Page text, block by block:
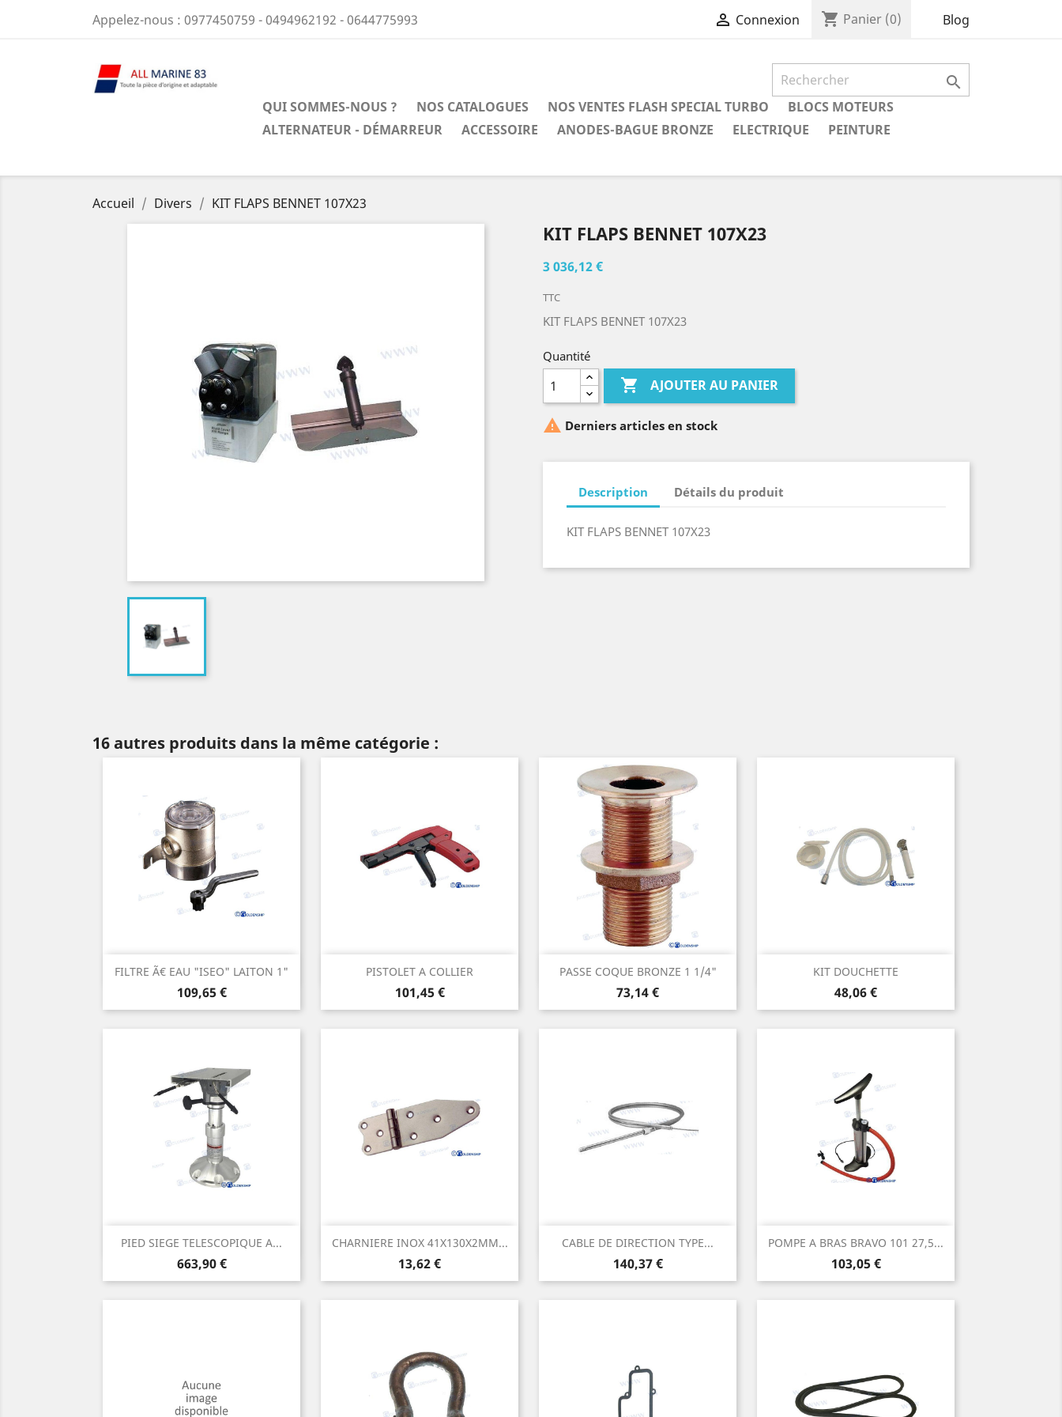
Appelez-nous : 0977450759 - 0494962192 - 0644775993  Connexion shopping_cart Panier (0) Blog

QUI SOMMES-NOUS ? NOS CATALOGUES NOS VENTES FLASH SPECIAL TURBO
BLOCS MOTEURS
ALTERNATEUR - DÉMARREUR
ACCESSOIRE ANODES-BAGUE BRONZE ELECTRIQUE PEINTURE
Accueil Divers KIT FLAPS BENNET 107X23
KIT FLAPS BENNET 107X23
3 036,12 €
TTC
KIT FLAPS BENNET 107X23
Quantité
 AJOUTER AU PANIER
 Derniers articles en stock
Description Détails du produit
KIT FLAPS BENNET 107X23
16 autres produits dans la même catégorie :
FILTRE Ã€ EAU "ISEO" LAITON 1"
Prix
109,65 €
 Aperçu rapide PISTOLET A COLLIER
Prix
101,45 €
Aperçu rapide PASSE COQUE BRONZE 1 1/4"
Prix
73,14 €
Aperçu rapide KIT DOUCHETTE
Prix
48,06 €
Aperçu rapide
PIED SIEGE TELESCOPIQUE A...
Prix
663,90 €
Aperçu rapide CHARNIERE INOX 41X130X2MM...
Prix
13,62 €
Aperçu rapide CABLE DE DIRECTION TYPE...
Prix
140,37 €
Aperçu rapide POMPE A BRAS BRAVO 101 27,5...
Prix
103,05 €
Aperçu rapide